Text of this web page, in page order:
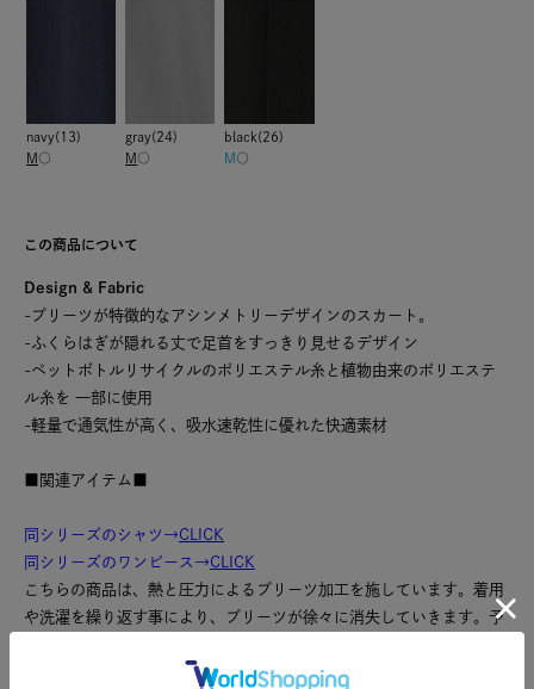
navy(13)
M ○
gray(24)
M ○
black(26)
M ○
この商品について
Design & Fabric
-プリーツが特徴的なアシンメトリーデザインのスカート。
-ふくらはぎが隠れる丈で足首をすっきり見せるデザイン
-ペットボトルリサイクルのポリエステル糸と植物由来のポリエステ
ル糸を 一部に使用
-軽量で通気性が高く、吸水速乾性に優れた快適素材
■関連アイテム■
同シリーズのシャツ→CLICK
同シリーズのワンピース→CLICK
こちらの商品は、熱と圧力によるプリーツ加工を施しています。着用
や洗濯を繰り返す事により、プリーツが徐々に消失していきます。予
ないようにして下さい。